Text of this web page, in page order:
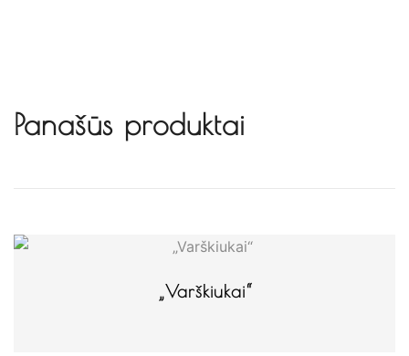
Panašūs produktai
„Varškiukai“